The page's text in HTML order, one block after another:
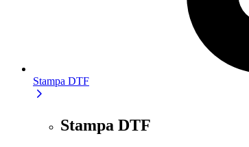
Stampa DTF
Stampa DTF